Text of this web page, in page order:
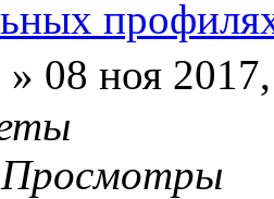
» 08 ноя
Просмотры